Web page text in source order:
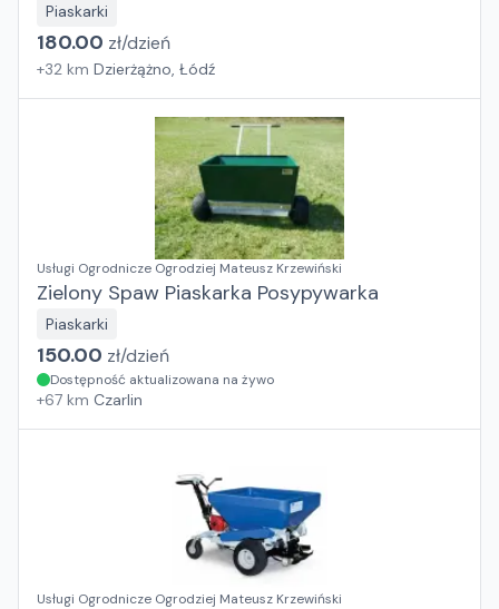
Piaskarki
180.00 zł/dzień
+32 km Dzierżążno, Łódź
Usługi Ogrodnicze Ogrodziej Mateusz Krzewiński
Zielony Spaw Piaskarka Posypywarka
Piaskarki
150.00 zł/dzień
Dostępność aktualizowana na żywo
+67 km Czarlin
Usługi Ogrodnicze Ogrodziej Mateusz Krzewiński